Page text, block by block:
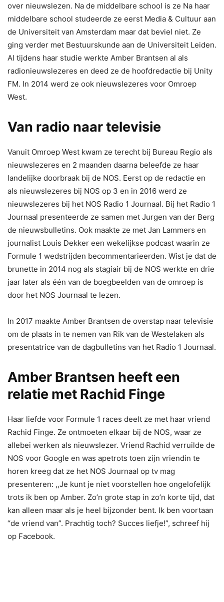
over nieuwslezen. Na de middelbare school is ze Na haar
middelbare school studeerde ze eerst Media & Cultuur aan
de Universiteit van Amsterdam maar dat beviel niet. Ze
ging verder met Bestuurskunde aan de Universiteit Leiden.
Al tijdens haar studie werkte Amber Brantsen al als
radionieuwslezeres en deed ze de hoofdredactie bij Unity
FM. In 2014 werd ze ook nieuwslezeres voor Omroep
West.
Van radio naar televisie
Vanuit Omroep West kwam ze terecht bij Bureau Regio als
nieuwslezeres en 2 maanden daarna beleefde ze haar
landelijke doorbraak bij de NOS. Eerst op de redactie en
als nieuwslezeres bij NOS op 3 en in 2016 werd ze
nieuwslezeres bij het NOS Radio 1 Journaal. Bij het Radio 1
Journaal presenteerde ze samen met Jurgen van der Berg
de nieuwsbulletins. Ook maakte ze met Jan Lammers en
journalist Louis Dekker een wekelijkse podcast waarin ze
Formule 1 wedstrijden becommentarieerden. Wist je dat de
brunette in 2014 nog als stagiair bij de NOS werkte en drie
jaar later als één van de boegbeelden van de omroep is
door het NOS Journaal te lezen.
In 2017 maakte Amber Brantsen de overstap naar televisie
om de plaats in te nemen van Rik van de Westelaken als
presentatrice van de dagbulletins van het Radio 1 Journaal.
Amber Brantsen heeft een
relatie met Rachid Finge
Haar liefde voor Formule 1 races deelt ze met haar vriend
Rachid Finge. Ze ontmoeten elkaar bij de NOS, waar ze
allebei werken als nieuwslezer. Vriend Rachid verruilde de
NOS voor Google en was apetrots toen zijn vriendin te
horen kreeg dat ze het NOS Journaal op tv mag
presenteren: ,,Je kunt je niet voorstellen hoe ongelofelijk
trots ik ben op Amber. Zo’n grote stap in zo’n korte tijd, dat
kan alleen maar als je heel bijzonder bent. Ik ben voortaan
“de vriend van”. Prachtig toch? Succes liefje!”, schreef hij
op Facebook.